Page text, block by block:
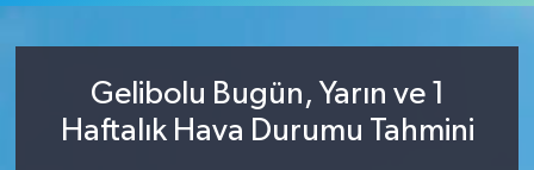
Gelibolu Bugün, Yarın ve 1
Haftalık Hava Durumu Tahmini